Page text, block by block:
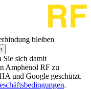
bleiben
Sie sich damit
Amphenol RF zu
und Google geschützt.
.